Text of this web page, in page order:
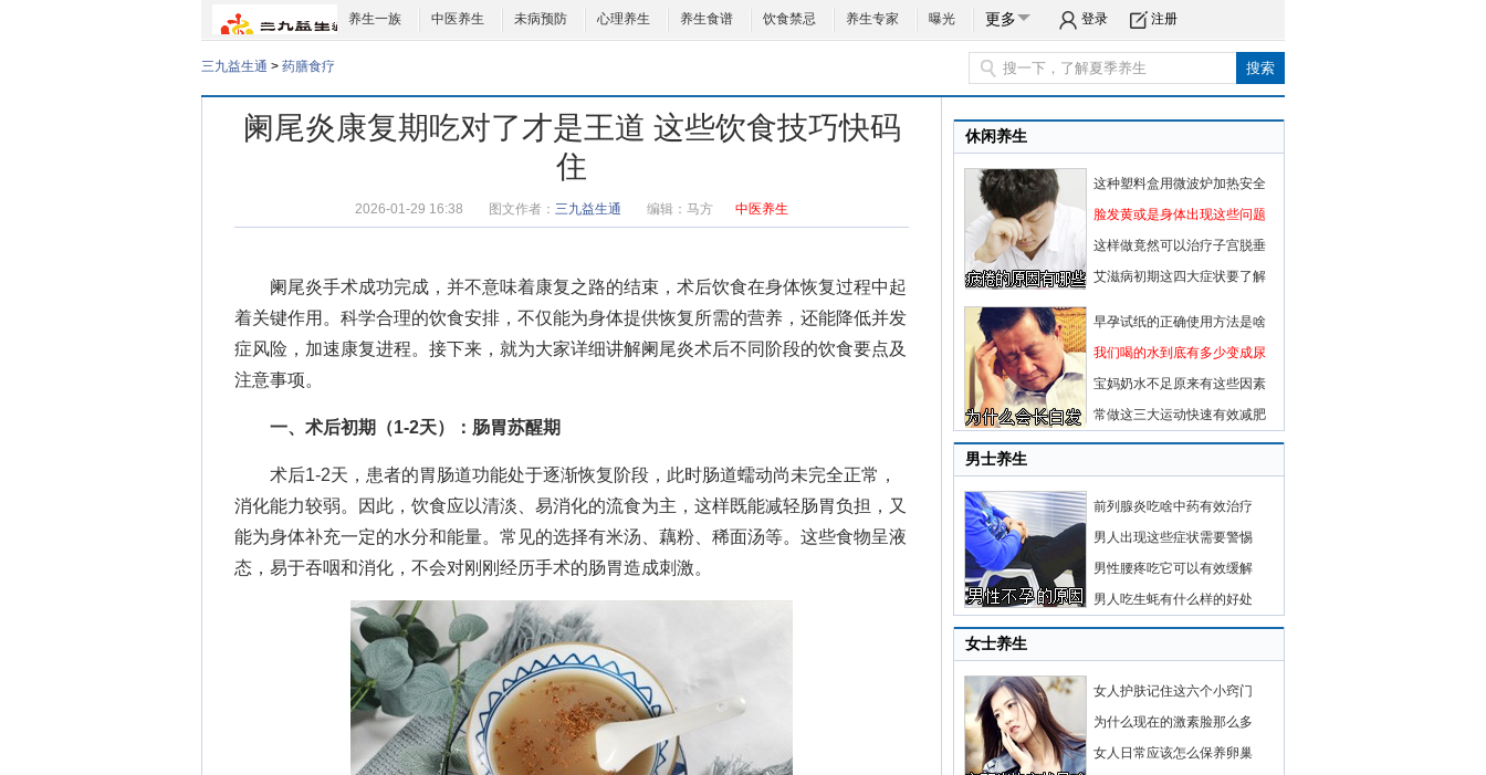
养生一族 中医养生 未病预防 心理养生 养生食谱 饮食禁忌 养生专家 曝光 更多 登录 注册
三九益生通 > 药膳食疗
阑尾炎康复期吃对了才是王道 这些饮食技巧快码
住
2026-01-29 16:38 图文作者： 三九益生通 编辑： 马方 中医养生
阑尾炎手术成功完成，并不意味着康复之路的结束，术后饮食在身体恢复过程中起
着关键作用。科学合理的饮食安排，不仅能为身体提供恢复所需的营养，还能降低并发
症风险，加速康复进程。接下来，就为大家详细讲解阑尾炎术后不同阶段的饮食要点及
注意事项。
一、术后初期（1-2天）：肠胃苏醒期
术后1-2天，患者的胃肠道功能处于逐渐恢复阶段，此时肠道蠕动尚未完全正常，
消化能力较弱。因此，饮食应以清淡、易消化的流食为主，这样既能减轻肠胃负担，又
能为身体补充一定的水分和能量。常见的选择有米汤、藕粉、稀面汤等。这些食物呈液
态，易于吞咽和消化，不会对刚刚经历手术的肠胃造成刺激。
休闲养生
这种塑料盒用微波炉加热安全
脸发黄或是身体出现这些问题
这样做竟然可以治疗子宫脱垂
艾滋病初期这四大症状要了解
早孕试纸的正确使用方法是啥
我们喝的水到底有多少变成尿
宝妈奶水不足原来有这些因素
常做这三大运动快速有效减肥
男士养生
前列腺炎吃啥中药有效治疗
男人出现这些症状需要警惕
男性腰疼吃它可以有效缓解
男人吃生蚝有什么样的好处
女士养生
女人护肤记住这六个小窍门
为什么现在的激素脸那么多
女人日常应该怎么保养卵巢